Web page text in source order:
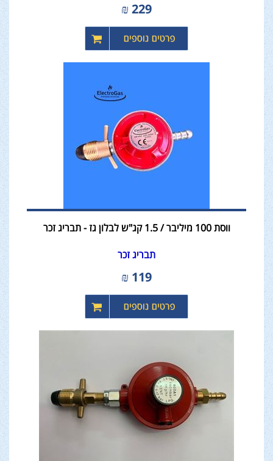
229
₪
ווסת 100 מיליבר / 1.5 קג"ש לבלון גז - תבריג זכר
תבריג זכר
119
₪